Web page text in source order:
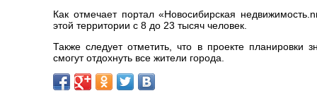
Как отмечает портал «Новосибирская недвижимость.
этой территории с 8 до 23 тысяч человек.
Также следует отметить, что в проекте планировки
смогут отдохнуть все жители города.